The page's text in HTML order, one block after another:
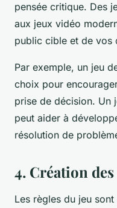
pensée critique. Des
aux jeux vidéo
public cible et de vos
Par exemple, un jeu
choix pour
prise de décision. Un
peut aider à
résolution de
4. Création
Les règles du jeu